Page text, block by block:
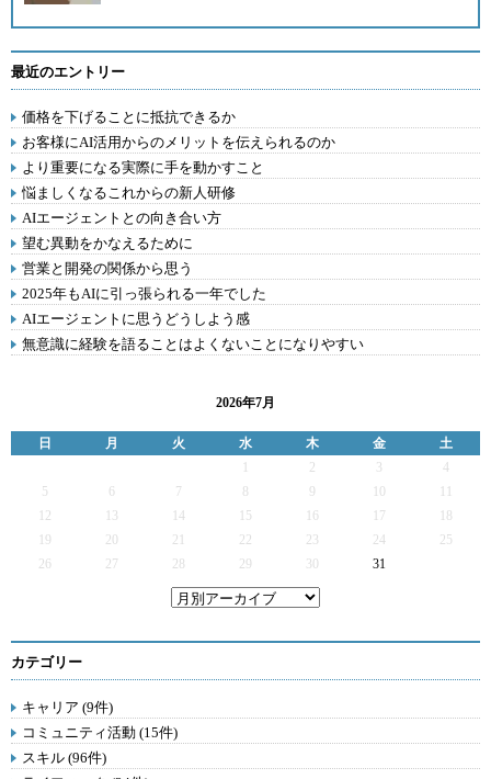
最近のエントリー
価格を下げることに抵抗できるか
お客様にAI活用からのメリットを伝えられるのか
より重要になる実際に手を動かすこと
悩ましくなるこれからの新人研修
AIエージェントとの向き合い方
望む異動をかなえるために
営業と開発の関係から思う
2025年もAIに引っ張られる一年でした
AIエージェントに思うどうしよう感
無意識に経験を語ることはよくないことになりやすい
2026年7月
日 月 火 水 木 金
土
2 3
4
5
6 7 9
12
13 14 15 16 17
19
20 21 22 23 24
25
26
27 28 29 30 31
カテゴリー
キャリア (9件)
コミュニティ活動 (15件)
スキル (96件)